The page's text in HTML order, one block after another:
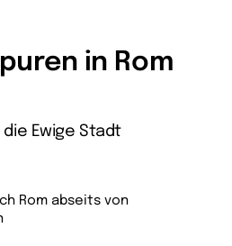
in Rom
Ewige Stadt
Rom abseits von